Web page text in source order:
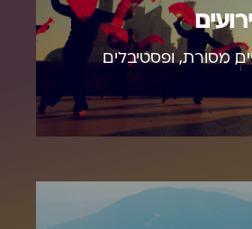
מסורת, ופסטיבלים.